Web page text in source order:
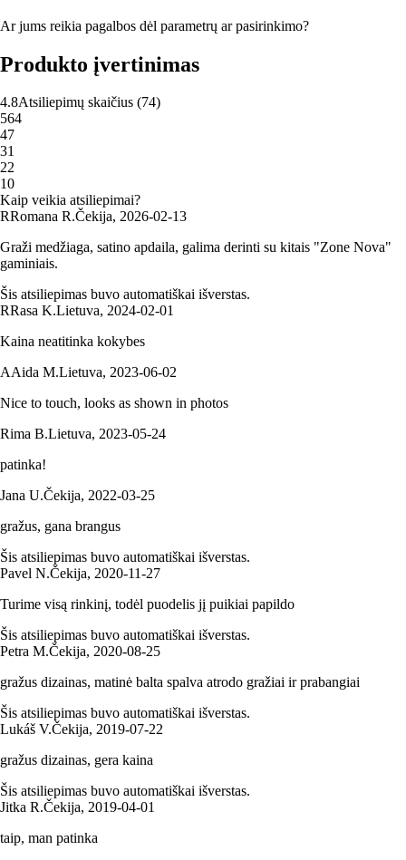
Ar jums reikia pagalbos dėl parametrų ar pasirinkimo?
Produkto įvertinimas
4.8Atsiliepimų skaičius (74)
564
47
31
22
10
Kaip veikia atsiliepimai?
RRomana R.Čekija, 2026‑02‑13
Graži medžiaga, satino apdaila, galima derinti su kitais "Zone Nova"
gaminiais.
Šis atsiliepimas buvo automatiškai išverstas.
RRasa K.Lietuva, 2024‑02‑01
Kaina neatitinka kokybes
AAida M.Lietuva, 2023‑06‑02
Nice to touch, looks as shown in photos
Rima B.Lietuva, 2023‑05‑24
patinka!
Jana U.Čekija, 2022‑03‑25
gražus, gana brangus
Šis atsiliepimas buvo automatiškai išverstas.
Pavel N.Čekija, 2020‑11‑27
Turime visą rinkinį, todėl puodelis jį puikiai papildo
Šis atsiliepimas buvo automatiškai išverstas.
Petra M.Čekija, 2020‑08‑25
gražus dizainas, matinė balta spalva atrodo gražiai ir prabangiai
Šis atsiliepimas buvo automatiškai išverstas.
Lukáš V.Čekija, 2019‑07‑22
gražus dizainas, gera kaina
Šis atsiliepimas buvo automatiškai išverstas.
Jitka R.Čekija, 2019‑04‑01
taip, man patinka